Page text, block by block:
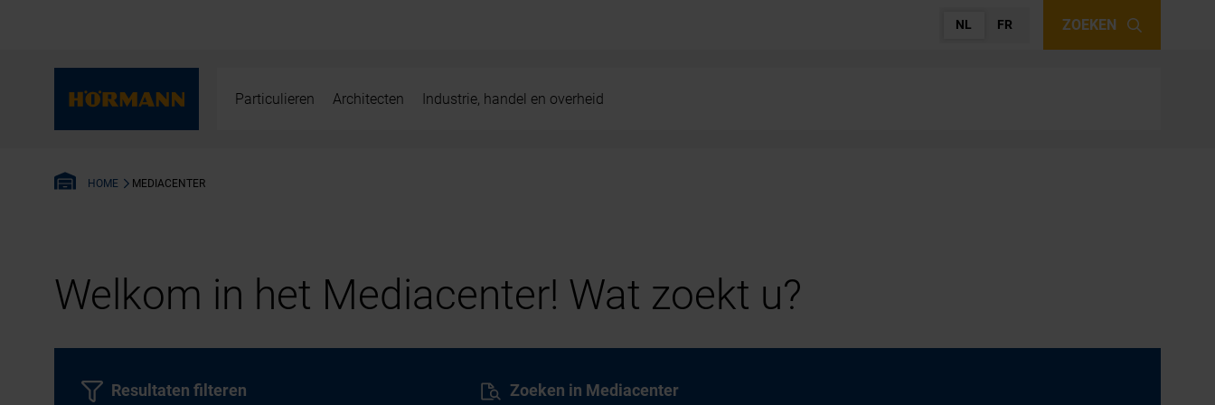
NL FR ZOEKEN
Particulieren Architecten Industrie, handel en overheid
HOME MEDIACENTER
Welkom in het Mediacenter! Wat zoekt u?
Zoeken in Mediacenter
Resultaten filteren